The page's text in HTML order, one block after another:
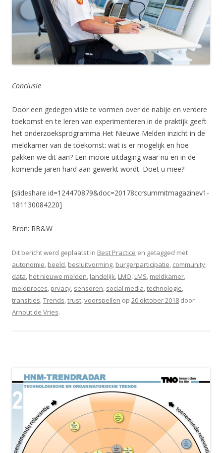
Conclusie
Door een gedegen visie te vormen over de nabije en verdere
toekomst en te leren van experimenteren in de praktijk geeft
het onderzoeksprogramma Het Nieuwe Melden inzicht in de
meldkamer van de toekomst: wat is er mogelijk en hoe
pakken we dit aan? Een mooie uitdaging waar nu en in de
komende jaren hard aan gewerkt wordt. Doet u mee?
[slideshare id=124470879&doc=20178ccrsummitmagazinev1-
181130084220]
Bron: RB&W
Dit bericht werd geplaatst in Best Practice en getagged met
autonomie, beeld, besluitvorming, burgerparticipatie, community,
data, het nieuwe melden, landelijk, LMO, LMS, meldkamer,
meldproces, prvacy, sensoren, social media,technologie,
transities,Trends,trust,voorspellen op 20 oktober 2018 door
Arnout de Vries.